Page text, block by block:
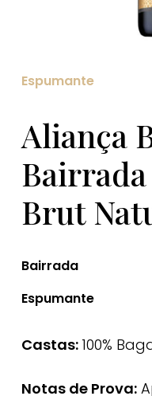
Espumante
Aliança
Brut
Bairrada
Espumante
Castas: 100%
Notas de Prova: